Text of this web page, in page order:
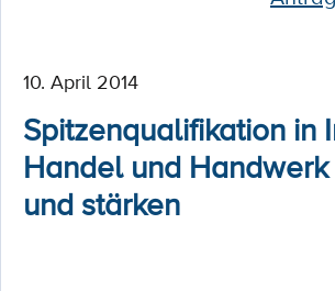
10. April 2014
Spitzenqualifikation in
Handel und
und stärken